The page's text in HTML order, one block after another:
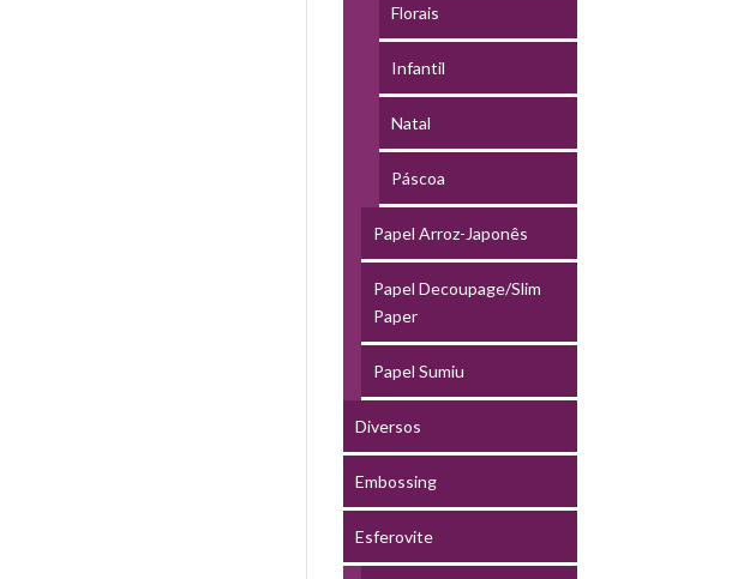
Florais
Infantil
Natal
Páscoa
Papel Arroz-Japonês
Papel Decoupage/Slim
Paper
Papel Sumiu
Diversos
Embossing
Esferovite